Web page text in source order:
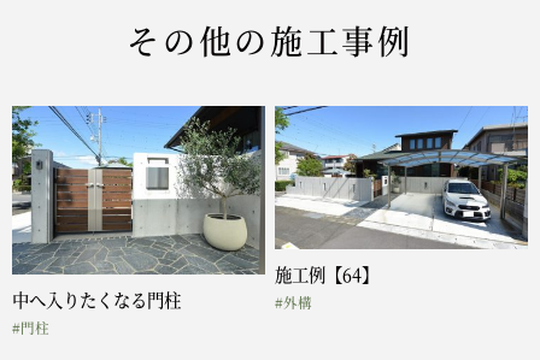
その他の施工事例
中へ入りたくなる門柱
#門柱
施工例【64】
#外構